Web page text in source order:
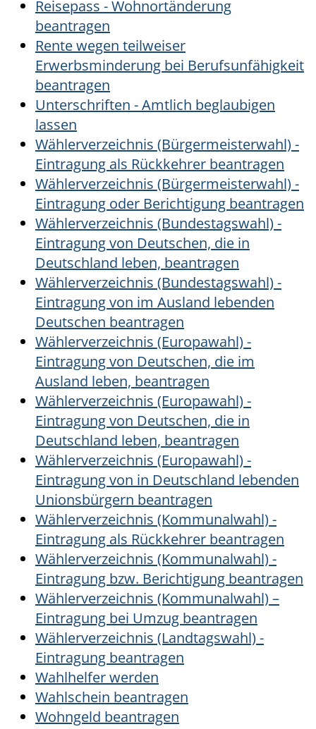
Reisepass - Wohnortänderung
beantragen
Rente wegen teilweiser
Erwerbsminderung bei Berufsunfähigkeit
beantragen
Unterschriften - Amtlich beglaubigen
lassen
Wählerverzeichnis (Bürgermeisterwahl) -
Eintragung als Rückkehrer beantragen
Wählerverzeichnis (Bürgermeisterwahl) -
Eintragung oder Berichtigung beantragen
Wählerverzeichnis (Bundestagswahl) -
Eintragung von Deutschen, die in
Deutschland leben, beantragen
Wählerverzeichnis (Bundestagswahl) -
Eintragung von im Ausland lebenden
Deutschen beantragen
Wählerverzeichnis (Europawahl) -
Eintragung von Deutschen, die im
Ausland leben, beantragen
Wählerverzeichnis (Europawahl) -
Eintragung von Deutschen, die in
Deutschland leben, beantragen
Wählerverzeichnis (Europawahl) -
Eintragung von in Deutschland lebenden
Unionsbürgern beantragen
Wählerverzeichnis (Kommunalwahl) -
Eintragung als Rückkehrer beantragen
Wählerverzeichnis (Kommunalwahl) -
Eintragung bzw. Berichtigung beantragen
Wählerverzeichnis (Kommunalwahl) –
Eintragung bei Umzug beantragen
Wählerverzeichnis (Landtagswahl) -
Eintragung beantragen
Wahlhelfer werden
Wahlschein beantragen
Wohngeld beantragen